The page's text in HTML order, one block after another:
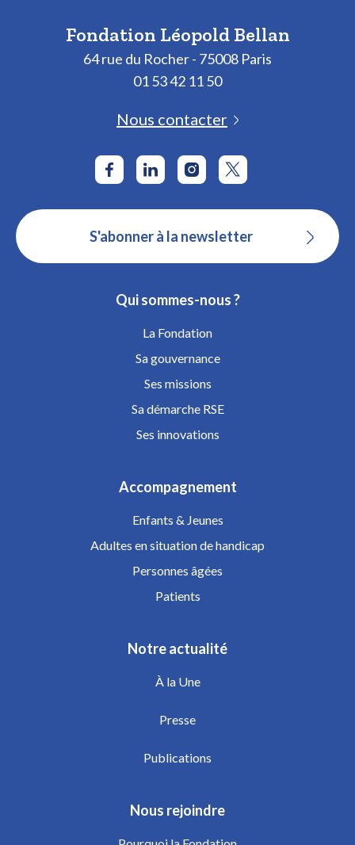
Fondation Léopold Bellan
64 rue du Rocher - 75008 Paris
01 53 42 11 50
Nous contacter
S'abonner à la newsletter
Qui sommes-nous ?
La Fondation
Sa gouvernance
Ses missions
Sa démarche RSE
Ses innovations
Accompagnement
Enfants & Jeunes
Adultes en situation de handicap
Personnes âgées
Patients
Notre actualité
À la Une
Presse
Publications
Nous rejoindre